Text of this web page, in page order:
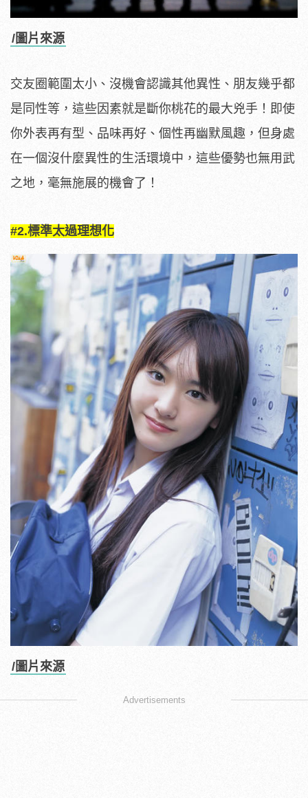
/圖片來源
交友圈範圍太小、沒機會認識其他異性、朋友幾乎都
是同性等，這些因素就是斷你桃花的最大兇手！即使
你外表再有型、品味再好、個性再幽默風趣，但身處
在一個沒什麼異性的生活環境中，這些優勢也無用武
之地，毫無施展的機會了！
#2.標準太過理想化
/圖片來源
Advertisements